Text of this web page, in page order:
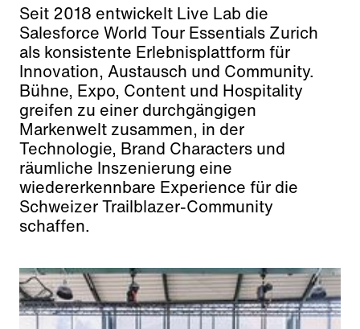
Seit 2018 entwickelt Live Lab die
Salesforce World Tour Essentials Zurich
als konsistente Erlebnisplattform für
Innovation, Austausch und Community.
Bühne, Expo, Content und Hospitality
greifen zu einer durchgängigen
Markenwelt zusammen, in der
Technologie, Brand Characters und
räumliche Inszenierung eine
wiedererkennbare Experience für die
Schweizer Trailblazer-Community
schaffen.